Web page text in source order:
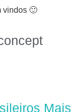
vindos 🙂